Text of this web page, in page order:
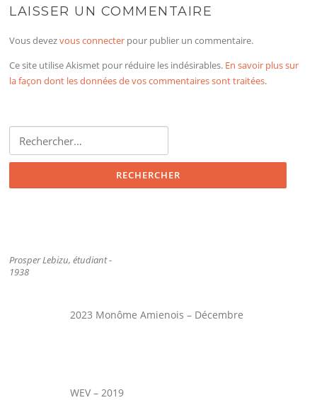
LAISSER UN COMMENTAIRE
Vous devezvous connecter pour publier un commentaire.
Ce site utilise Akismet pour réduire les indésirables. En savoir plus sur
la façon dont les données de vos commentaires sont traitées.
Prosper Lebizu, étudiant -
1938
2023 Monôme Amienois – Décembre
WEV – 2019